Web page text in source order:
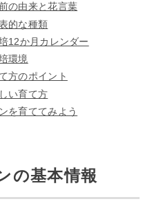
の由来と花言葉
的な種類
12か月カレンダー
環境
方のポイント
い育て方
を育ててみよう
の基本情報